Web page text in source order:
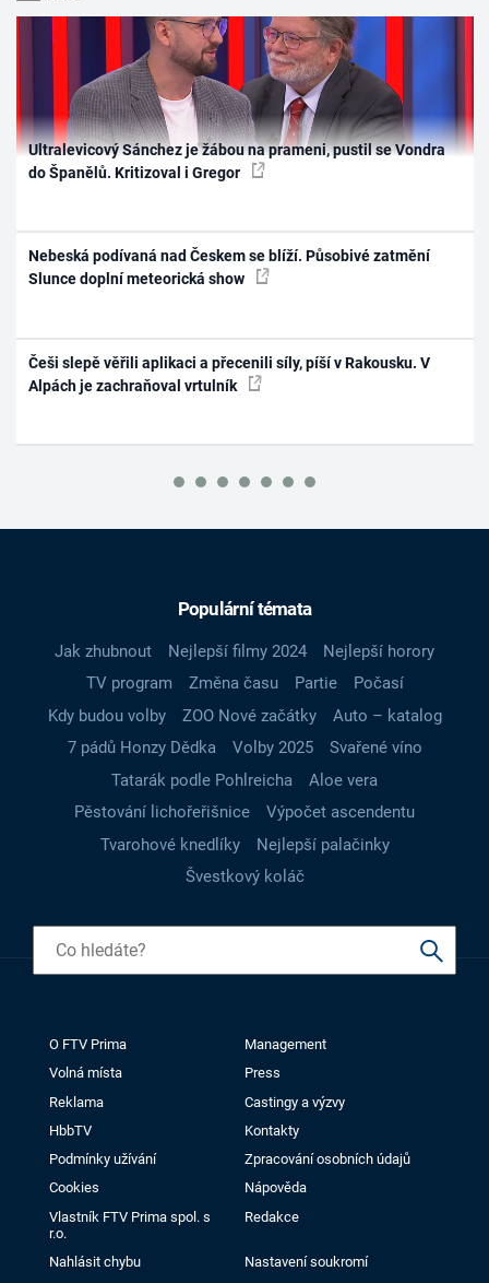
Ultralevicový Sánchez je žábou na prameni, pustil se Vondra
do Španělů. Kritizoval i Gregor
Nebeská podívaná nad Českem se blíží. Působivé zatmění
Slunce doplní meteorická show
Češi slepě věřili aplikaci a přecenili síly, píší v Rakousku. V
Alpách je zachraňoval vrtulník
Populární témata
Jak zhubnout Nejlepší filmy 2024
Nejlepší horory
TV program
Změna času Partie
Počasí
Kdy budou volby
ZOO Nové začátky
Auto – katalog
7 pádů Honzy Dědka
Volby 2025
Svařené víno
Tatarák podle Pohlreicha
Aloe vera
Pěstování lichořeřišnice
Výpočet ascendentu
Tvarohové knedlíky
Nejlepší palačinky
Švestkový koláč
O FTV Prima
Management
Volná místa
Press
Reklama
Castingy a výzvy
HbbTV
Kontakty
Podmínky užívání
Zpracování osobních údajů
Cookies
Nápověda
Vlastník FTV Prima spol. s
r.o.
Redakce
Nahlásit chybu Nastavení soukromí